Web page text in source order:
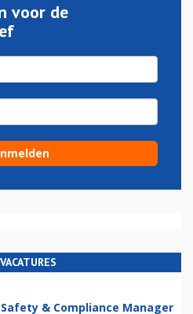
voor de
Safety & Compliance Manager